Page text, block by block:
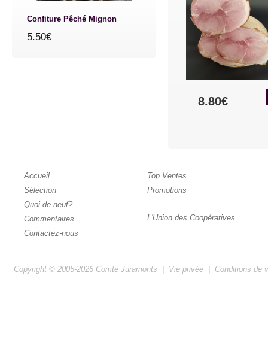
8.80€
Confiture Pêché Mignon
5.50€
Accueil
Sélection
Quoi de neuf?
Commentaires
Contactez-nous
Top Ventes
Promotions
L'Union des Coopératives
Copyright © 2005-2026 Comte Juramonts Vie privée Conditions de